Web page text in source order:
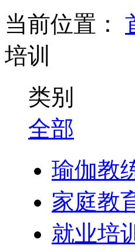
当前位置：
培训
类别
全部
瑜伽教
家庭教
就业培